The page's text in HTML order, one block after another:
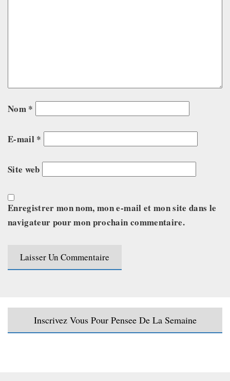
Nom *
E-mail *
Site web
Enregistrer mon nom, mon e-mail et mon site dans le
navigateur pour mon prochain commentaire.
Inscrivez Vous Pour Pensee De La Semaine